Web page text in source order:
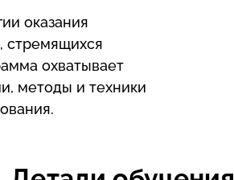
оказания
стремящихся
охватывает
методы и техники